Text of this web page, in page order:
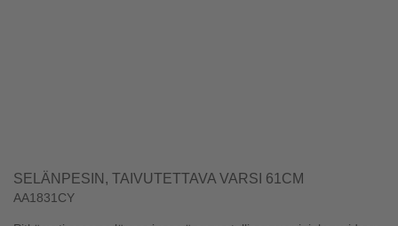
SELÄNPESIN, TAIVUTETTAVA VARSI 61CM
AA1831CY